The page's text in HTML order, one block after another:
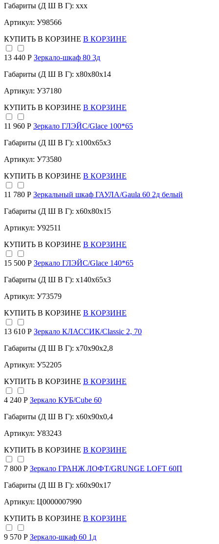
Габариты (Д Ш В Г): xxx
Артикул: У98566
КУПИТЬ В КОРЗИНЕ В КОРЗИНЕ
13 440 Р Зеркало-шкаф 80 3д
Габариты (Д Ш В Г): x80x80x14
Артикул: У37180
КУПИТЬ В КОРЗИНЕ В КОРЗИНЕ
11 960 Р Зеркало ГЛЭЙС/Glace 100*65
Габариты (Д Ш В Г): x100x65x3
Артикул: У73580
КУПИТЬ В КОРЗИНЕ В КОРЗИНЕ
11 780 Р Зеркальный шкаф ГАУЛА/Gaula 60 2д белый
Габариты (Д Ш В Г): x60x80x15
Артикул: У92511
КУПИТЬ В КОРЗИНЕ В КОРЗИНЕ
15 500 Р Зеркало ГЛЭЙС/Glace 140*65
Габариты (Д Ш В Г): x140x65x3
Артикул: У73579
КУПИТЬ В КОРЗИНЕ В КОРЗИНЕ
13 610 Р Зеркало КЛАССИК/Classic 2, 70
Габариты (Д Ш В Г): x70x90x2,8
Артикул: У52205
КУПИТЬ В КОРЗИНЕ В КОРЗИНЕ
4 240 Р Зеркало КУБ/Cube 60
Габариты (Д Ш В Г): x60x90x0,4
Артикул: У83243
КУПИТЬ В КОРЗИНЕ В КОРЗИНЕ
7 800 Р Зеркало ГРАНЖ ЛОФТ/GRUNGE LOFT 60П
Габариты (Д Ш В Г): x60x90x17
Артикул: Ц0000007990
КУПИТЬ В КОРЗИНЕ В КОРЗИНЕ
9 570 Р Зеркало-шкаф 60 1д